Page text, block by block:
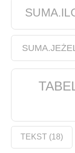
TEKST (18)